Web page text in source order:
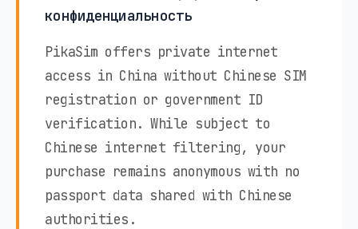
конфиденциальность
PikaSim offers private internet
access in China without Chinese SIM
registration or government ID
verification. While subject to
Chinese internet filtering, your
purchase remains anonymous with no
passport data shared with Chinese
authorities.